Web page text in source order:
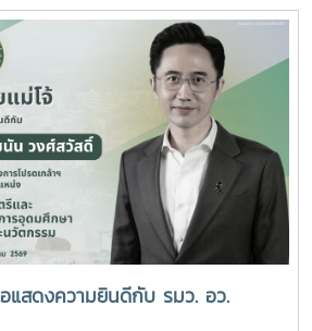
ลวง ณ พระที่นั่งดุสิตมหาปราสาท
เข้ากราบถวายบังคมพระศพสมเด็จ
ชรกิติยาภา นเรนทิราเทพยวดี กรมหลวง
ชรราชธิดา ณ พระที่นั่งพิมานรัตยา
เข้าร่วมพิธีในครั้งนี้ นับเป็นพระ
ล้นกระหม่อมแก่คณะผู้บริหาร
ย์เก่า และบุคลากร มหาวิทยาลัยแม่โจ้ที่ได้
ดี ถวายความอาลัยและน้อมรำลึกในพระ
ที่สุดมิได้
แสดงความยินดีกับ รมว. อว.